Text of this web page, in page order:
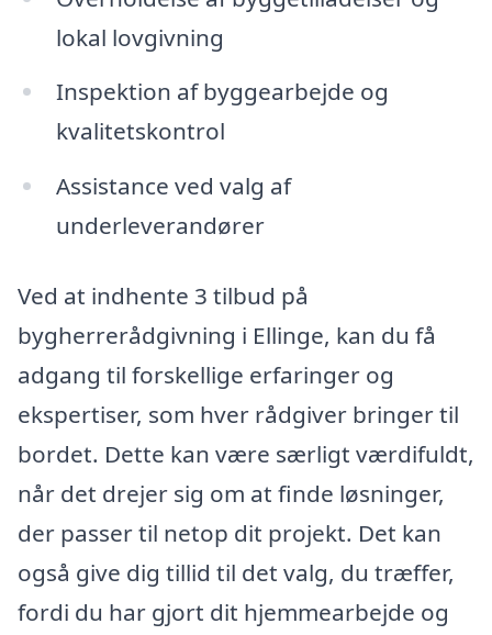
lokal lovgivning
Inspektion af byggearbejde og
kvalitetskontrol
Assistance ved valg af
underleverandører
Ved at indhente 3 tilbud på
bygherrerådgivning i Ellinge, kan du få
adgang til forskellige erfaringer og
ekspertiser, som hver rådgiver bringer til
bordet. Dette kan være særligt værdifuldt,
når det drejer sig om at finde løsninger,
der passer til netop dit projekt. Det kan
også give dig tillid til det valg, du træffer,
fordi du har gjort dit hjemmearbejde og